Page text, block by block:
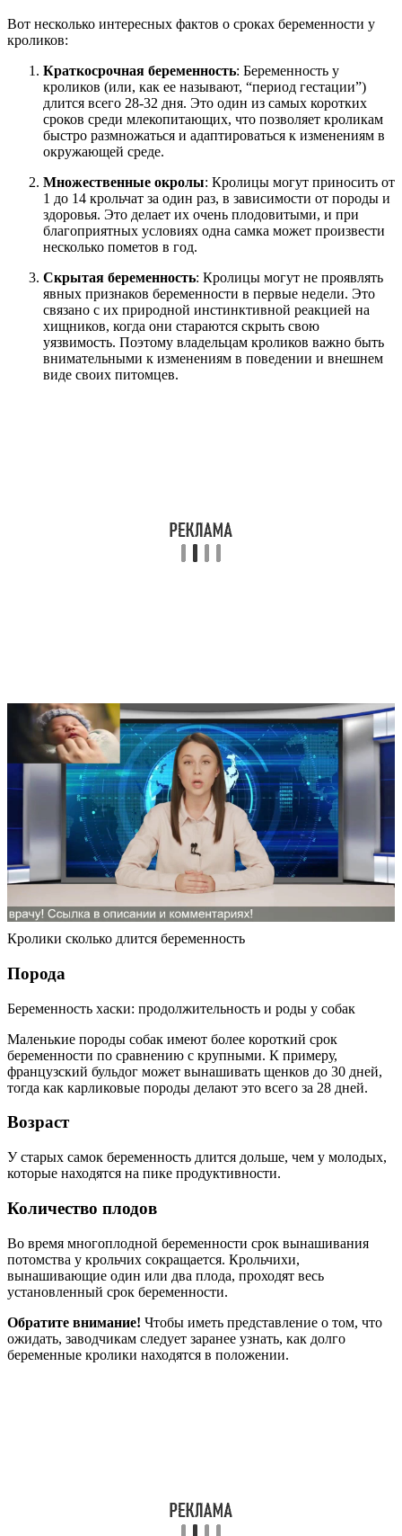
Вот несколько интересных фактов о сроках беременности у
кроликов:
Краткосрочная беременность: Беременность у
кроликов (или, как ее называют, “период гестации”)
длится всего 28-32 дня. Это один из самых коротких
сроков среди млекопитающих, что позволяет кроликам
быстро размножаться и адаптироваться к изменениям в
окружающей среде.
Множественные окролы: Кролицы могут приносить от
1 до 14 крольчат за один раз, в зависимости от породы и
здоровья. Это делает их очень плодовитыми, и при
благоприятных условиях одна самка может произвести
несколько пометов в год.
Скрытая беременность: Кролицы могут не проявлять
явных признаков беременности в первые недели. Это
связано с их природной инстинктивной реакцией на
хищников, когда они стараются скрыть свою
уязвимость. Поэтому владельцам кроликов важно быть
внимательными к изменениям в поведении и внешнем
виде своих питомцев.
Кролики сколько длится беременность
Порода
Беременность хаски: продолжительность и роды у собак
Маленькие породы собак имеют более короткий срок
беременности по сравнению с крупными. К примеру,
французский бульдог может вынашивать щенков до 30 дней,
тогда как карликовые породы делают это всего за 28 дней.
Возраст
У старых самок беременность длится дольше, чем у молодых,
которые находятся на пике продуктивности.
Количество плодов
Во время многоплодной беременности срок вынашивания
потомства у крольчих сокращается. Крольчихи,
вынашивающие один или два плода, проходят весь
установленный срок беременности.
Обратите внимание! Чтобы иметь представление о том, что
ожидать, заводчикам следует заранее узнать, как долго
беременные кролики находятся в положении.